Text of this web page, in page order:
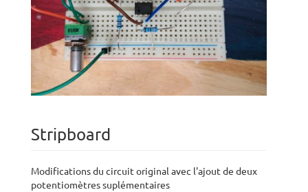
Stripboard
Modifications du circuit original avec l'ajout de deux
potentiomètres suplémentaires